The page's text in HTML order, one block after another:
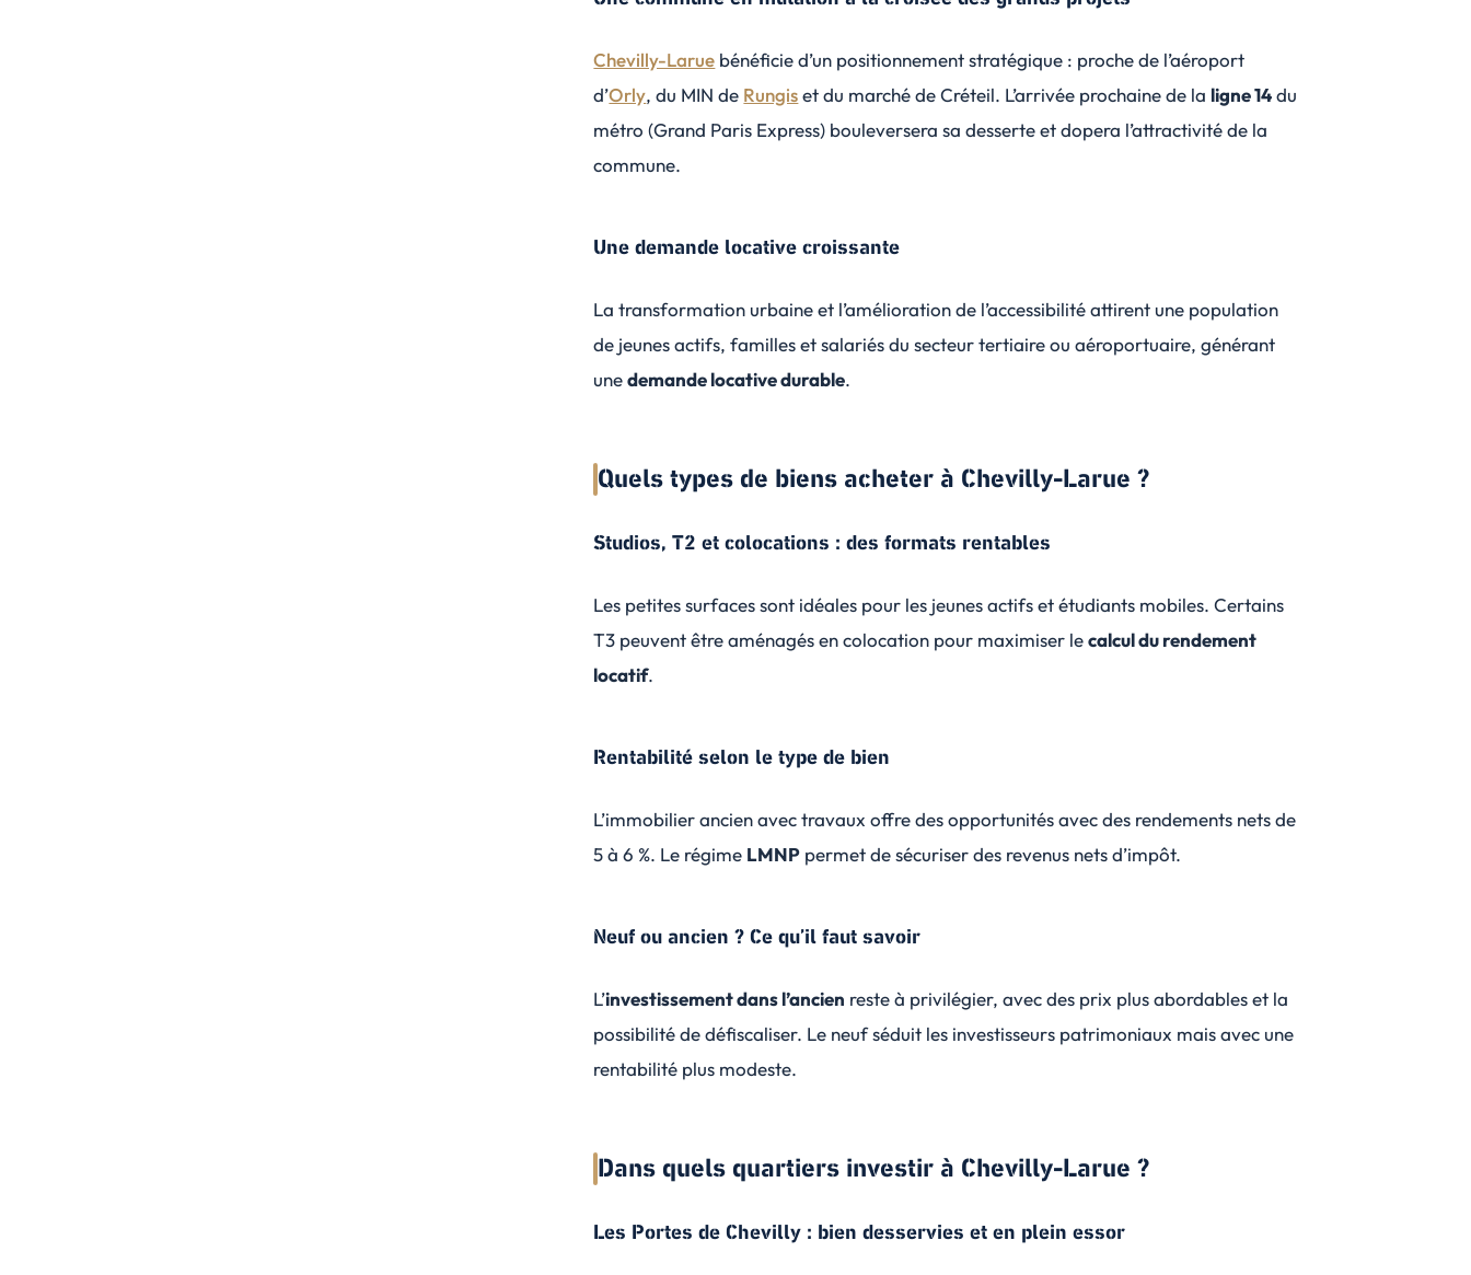
Chevilly-Larue bénéficie d’un positionnement stratégique : proche de l’aéroport
d’Orly, du MIN de Rungiset du marché de Créteil. L’arrivée prochaine de la ligne 14du
métro (Grand Paris Express) bouleversera sa desserte et dopera l’attractivité de la
commune.
Une demande locative croissante
La transformation urbaine et l’amélioration de l’accessibilité attirent une population
de jeunes actifs, familles et salariés du secteur tertiaire ou aéroportuaire, générant
unedemande locative durable.
Quels types de biens acheter à Chevilly-Larue ?
Studios, T2 et colocations : des formats rentables
Les petites surfaces sont idéales pour les jeunes actifs et étudiants mobiles. Certains
T3 peuvent être aménagés en colocation pour maximiser lecalcul du rendement
locatif.
Rentabilité selon le type de bien
L’immobilier ancien avec travaux offre des opportunités avec des rendements nets de
5 à 6 %. Le régime LMNP permet de sécuriser des revenus nets d’impôt.
Neuf ou ancien ? Ce qu’il faut savoir
L’investissement dans l’ancien reste à privilégier, avec des prix plus abordables et la
possibilité de défiscaliser. Le neuf séduit les investisseurs patrimoniaux mais avec une
rentabilité plus modeste.
Dans quels quartiers investir à Chevilly-Larue ?
Les Portes de Chevilly : bien desservies et en plein essor